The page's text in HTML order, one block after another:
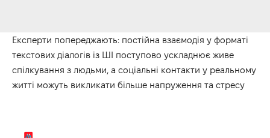
Експерти попереджають: постійна взаємодія у форматі
текстових діалогів із ШІ поступово ускладнює живе
спілкування з людьми, а соціальні контакти у реальному
житті можуть викликати більше напруження та стресу